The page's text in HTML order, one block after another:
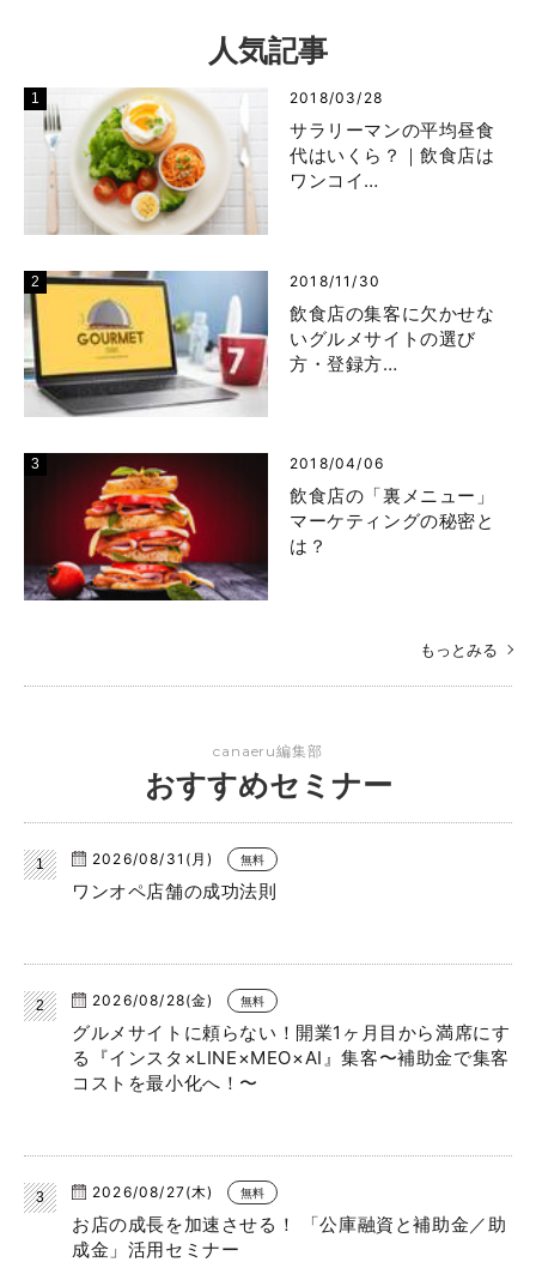
人気記事
2018/03/28
サラリーマンの平均昼食
代はいくら？｜飲食店は
ワンコイ…
2018/11/30
飲食店の集客に欠かせな
いグルメサイトの選び
方・登録方…
2018/04/06
飲食店の「裏メニュー」
マーケティングの秘密と
は？
もっとみる
canaeru編集部
おすすめセミナー
2026/08/31(月) 無料
ワンオペ店舗の成功法則
2026/08/28(金) 無料
グルメサイトに頼らない！開業1ヶ月目から満席にす
る『インスタ×LINE×MEO×AI』集客〜補助金で集客
コストを最小化へ！〜
2026/08/27(木) 無料
お店の成長を加速させる！ 「公庫融資と補助金／助
成金」活用セミナー